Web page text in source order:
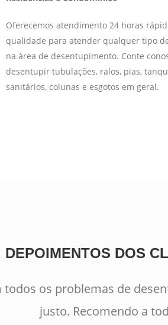
Oferecemos atendimento 24 horas
qualidade para atender qualquer tipo
na área de desentupimento. Conte
desentupir tubulações, ralos, pias,
sanitários, colunas e esgotos em geral.
DEPOIMENTOS DOS
os problemas de
justo. Recomendo a